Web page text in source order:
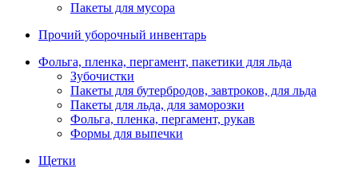
Пакеты для мусора
Прочий уборочный инвентарь
Фольга, пленка, пергамент, пакетики для льда
Зубочистки
Пакеты для бутербродов, завтроков, для льда
Пакеты для льда, для заморозки
Фольга, пленка, пергамент, рукав
Формы для выпечки
Щетки